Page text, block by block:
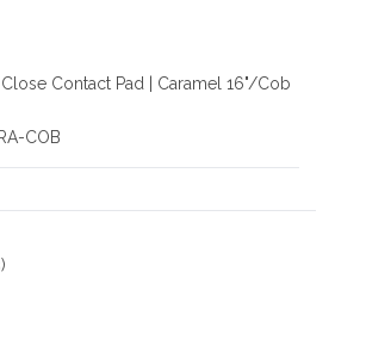
Contact Pad | Caramel 16"/Cob
COB